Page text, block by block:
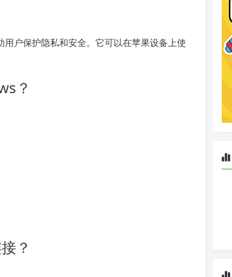
户保护隐私和安全。它可以在苹果设备上使
？
？